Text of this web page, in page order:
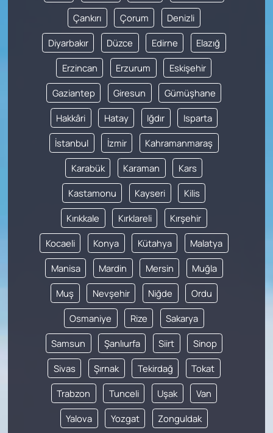
Çankırı Çorum Denizli
Diyarbakır Düzce Edirne Elazığ
Erzincan Erzurum Eskişehir
Gaziantep Giresun Gümüşhane
Hakkâri Hatay Iğdır Isparta
İstanbul İzmir Kahramanmaraş
Karabük Karaman Kars
Kastamonu Kayseri Kilis
Kırıkkale Kırklareli Kırşehir
Kocaeli Konya Kütahya Malatya
Manisa Mardin Mersin Muğla
Muş Nevşehir Niğde Ordu
Osmaniye Rize Sakarya
Samsun Şanlıurfa Siirt Sinop
Sivas Şırnak Tekirdağ Tokat
Trabzon Tunceli Uşak Van
Yalova Yozgat Zonguldak